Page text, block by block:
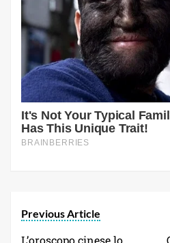
Previous Article
L’oroscopo cinese lo